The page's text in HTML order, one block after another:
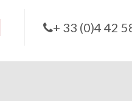
+ 33 (0)4 42